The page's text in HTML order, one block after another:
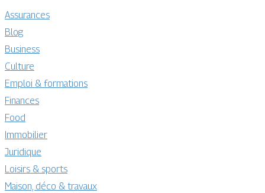
Assurances
Blog
Business
Culture
Emploi & formations
Finances
Food
Immobilier
Juridique
Loisirs & sports
Maison, déco & travaux